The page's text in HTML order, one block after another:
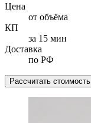
Цена
от объёма
КП
за 15 мин
Доставка
по РФ
Рассчитать стоимость